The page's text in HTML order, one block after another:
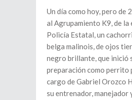
Un día como hoy, pero de
al Agrupamiento K9, de la
Policía Estatal, un
belga malinois, de ojos
negro brillante, que inició
preparación como perrito
cargo de Gabriel Orozco
su entrenador, manejador